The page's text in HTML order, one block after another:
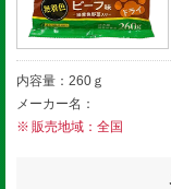
内容量：260ｇ
メーカー名：
販売地域：全国